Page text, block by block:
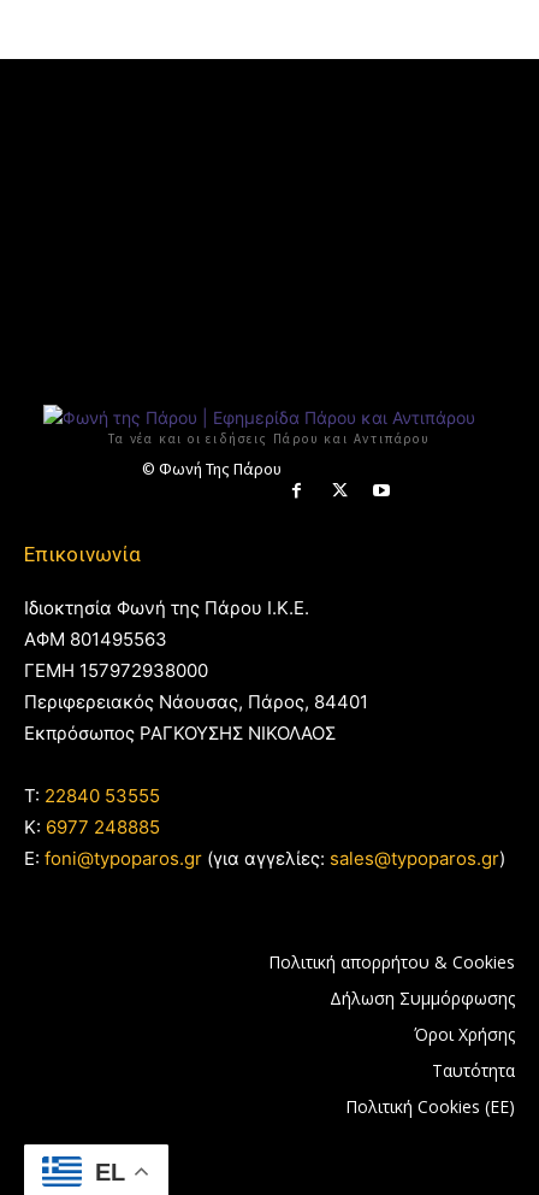
Τα νέα και οι ειδήσεις Πάρου και Αντιπάρου
© Φωνή Της Πάρου
Επικοινωνία
Ιδιοκτησία Φωνή της Πάρου Ι.Κ.Ε.
ΑΦΜ 801495563
ΓΕΜΗ 157972938000
Περιφερειακός Νάουσας, Πάρος, 84401
Εκπρόσωπος ΡΑΓΚΟΥΣΗΣ ΝΙΚΟΛΑΟΣ
T: 22840 53555
Κ: 6977 248885
E: foni@typoparos.gr (για αγγελίες: sales@typoparos.gr)
Πολιτική απορρήτου & Cookies
Δήλωση Συμμόρφωσης
Όροι Χρήσης
Ταυτότητα
Πολιτική Cookies (ΕΕ)
EL